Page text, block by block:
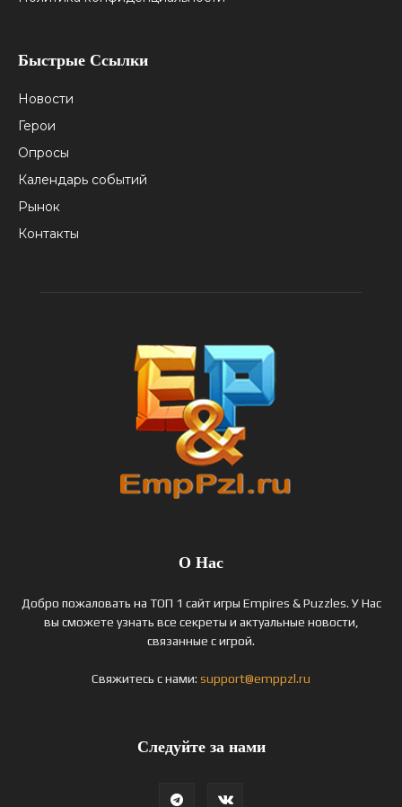
Быстрые Ссылки
Новости
Герои
Опросы
Календарь событий
Рынок
Контакты
О Нас
Добро пожаловать на ТОП 1 сайт игры Empires & Puzzles. У Нас
вы сможете узнать все секреты и актуальные новости,
связанные с игрой.
Свяжитесь с нами: support@emppzl.ru
Следуйте за нами